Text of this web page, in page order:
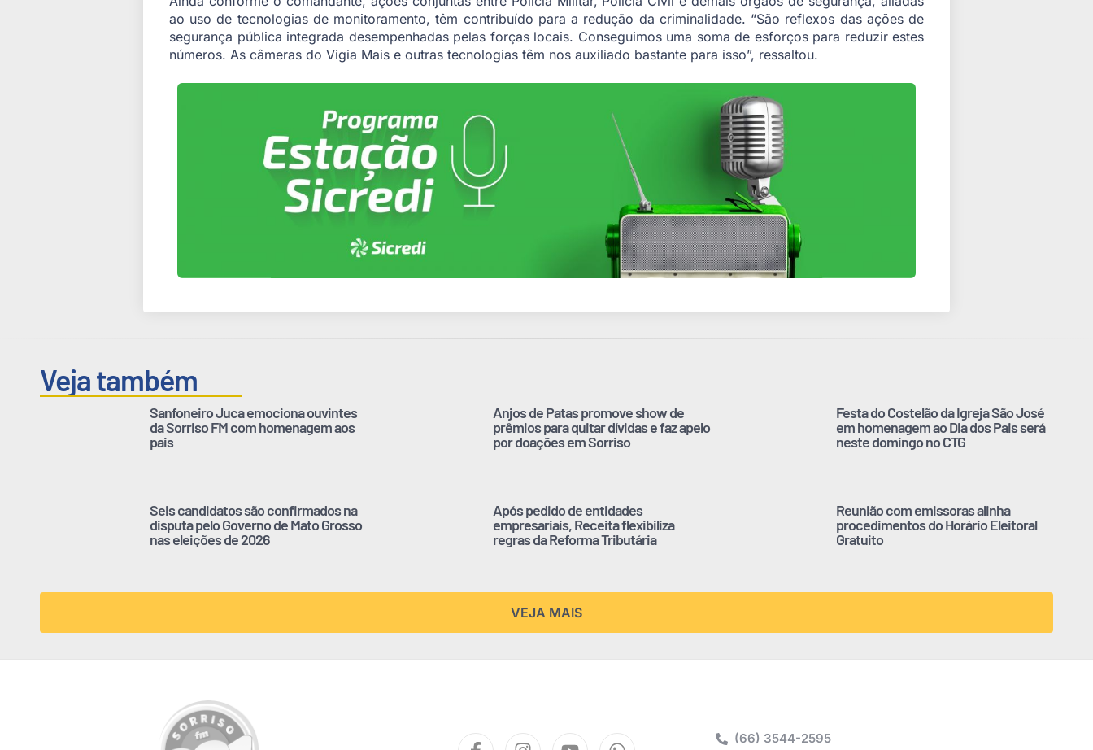
ao uso de tecnologias de monitoramento, têm contribuído para a redução da criminalidade. “São reflexos das ações de
segurança pública integrada desempenhadas pelas forças locais. Conseguimos uma soma de esforços para reduzir estes
números. As câmeras do Vigia Mais e outras tecnologias têm nos auxiliado bastante para isso”, ressaltou.
Veja também
Sanfoneiro Juca emociona ouvintes
da Sorriso FM com homenagem aos
pais
Anjos de Patas promove show de
prêmios para quitar dívidas e faz apelo
por doações em Sorriso
Festa do Costelão da Igreja São José
em homenagem ao Dia dos Pais será
neste domingo no CTG
Seis candidatos são confirmados na
disputa pelo Governo de Mato Grosso
nas eleições de 2026
Após pedido de entidades
empresariais, Receita flexibiliza
regras da Reforma Tributária
Reunião com emissoras alinha
procedimentos do Horário Eleitoral
Gratuito
VEJA MAIS
(66) 3544-2595